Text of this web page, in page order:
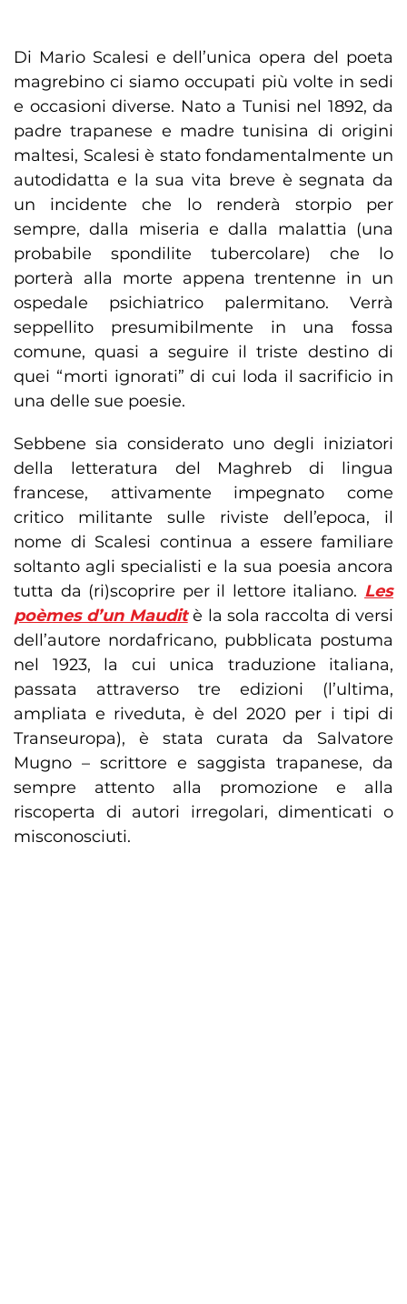
Di Mario Scalesi e dell’unica opera del poeta
magrebino ci siamo occupati più volte in sedi
e occasioni diverse. Nato a Tunisi nel 1892, da
padre trapanese e madre tunisina di origini
maltesi, Scalesi è stato fondamentalmente un
autodidatta e la sua vita breve è segnata da
un incidente che lo renderà storpio per
sempre, dalla miseria e dalla malattia (una
probabile spondilite tubercolare) che lo
porterà alla morte appena trentenne in un
ospedale psichiatrico palermitano. Verrà
seppellito presumibilmente in una fossa
comune, quasi a seguire il triste destino di
quei “morti ignorati” di cui loda il sacrificio in
una delle sue poesie.
Sebbene sia considerato uno degli iniziatori
della letteratura del Maghreb di lingua
francese, attivamente impegnato come
critico militante sulle riviste dell’epoca, il
nome di Scalesi continua a essere familiare
soltanto agli specialisti e la sua poesia ancora
tutta da (ri)scoprire per il lettore italiano. Les
poèmes d’un Mauditè la sola raccolta di versi
dell’autore nordafricano, pubblicata postuma
nel 1923, la cui unica traduzione italiana,
passata attraverso tre edizioni (l’ultima,
ampliata e riveduta, è del 2020 per i tipi di
Transeuropa), è stata curata da Salvatore
Mugno – scrittore e saggista trapanese, da
sempre attento alla promozione e alla
riscoperta di autori irregolari, dimenticati o
misconosciuti.